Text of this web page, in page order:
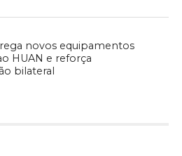
novos equipamentos
HUAN e reforça
bilateral